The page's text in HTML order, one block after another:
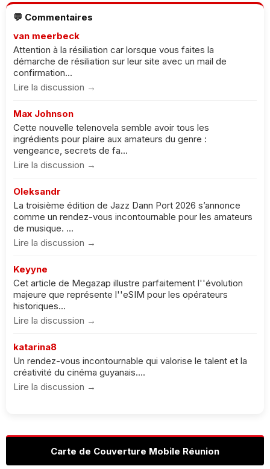
💬 Commentaires
van meerbeck
Attention à la résiliation car lorsque vous faites la
démarche de résiliation sur leur site avec un mail de
confirmation...
Lire la discussion →
Max Johnson
Cette nouvelle telenovela semble avoir tous les
ingrédients pour plaire aux amateurs du genre :
vengeance, secrets de fa...
Lire la discussion →
Oleksandr
La troisième édition de Jazz Dann Port 2026 s’annonce
comme un rendez-vous incontournable pour les amateurs
de musique. ...
Lire la discussion →
Keyyne
Cet article de Megazap illustre parfaitement l''évolution
majeure que représente l''eSIM pour les opérateurs
historiques...
Lire la discussion →
katarina8
Un rendez-vous incontournable qui valorise le talent et la
créativité du cinéma guyanais....
Lire la discussion →
Carte de Couverture Mobile Réunion